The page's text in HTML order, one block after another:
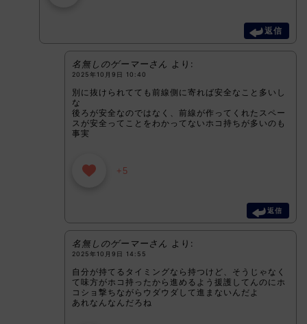
返信
名無しのゲーマーさん より:
2025年10月9日 10:40
別に抜けられてても前線側に寄れば安全なこと多いし
な
後ろが安全なのではなく、前線が作ってくれたスペー
スが安全ってことをわかってないホコ持ちが多いのも
事実
+5
返信
名無しのゲーマーさん より:
2025年10月9日 14:55
自分が持てるタイミングなら持つけど、そうじゃなく
て味方がホコ持ったから進めるよう援護してんのにホ
コショ撃ちながらウダウダして進まないんだよ
あれなんなんだろね